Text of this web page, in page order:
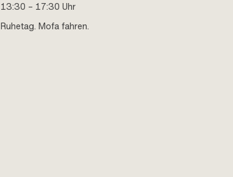
13:30 – 17:30 Uhr
Ruhetag. Mofa fahren.